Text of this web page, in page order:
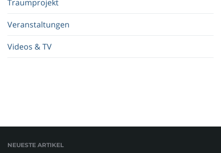
Traumprojekt
Veranstaltungen
Videos & TV
NEUESTE ARTIKEL